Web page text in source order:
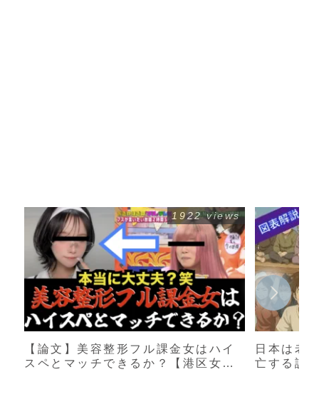
【論文】美容整形フル課金女はハイ
スペとマッチできるか？【港区女
1922 views
日本は老
亡する説